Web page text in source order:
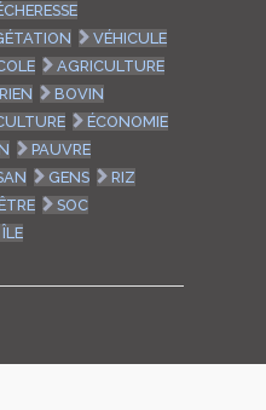
VÉHICULE
AGRICULTURE
BOVIN
ÉCONOMIE
PAUVRE
GENS
RIZ
SOC
ÎLE